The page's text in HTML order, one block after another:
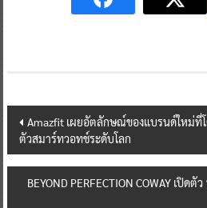
Post
navigation
Amazfit เผยอัตลักษณ์ของแบรนด์ใหม่ที่
ตัวสมาร์ทวอทช์ระดับโลก
BEYOND PERFECTION COWAY เปิดตั